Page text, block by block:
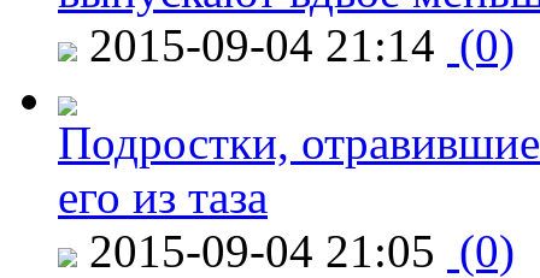
2015-09-04 21:14 (0)
Подростки,
его из таза
2015-09-04 21:05 (0)